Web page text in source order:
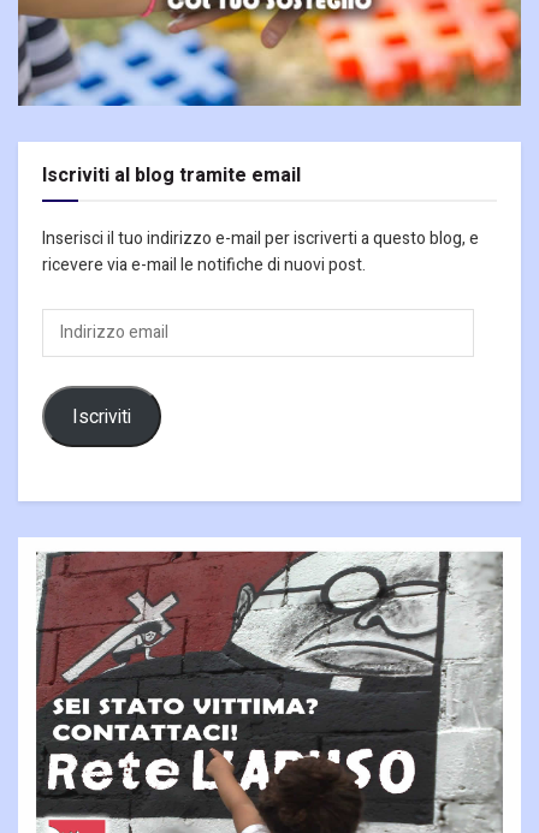
Iscriviti al blog tramite email
Inserisci il tuo indirizzo e-mail per iscriverti a questo blog, e
ricevere via e-mail le notifiche di nuovi post.
Indirizzo
email
Iscriviti